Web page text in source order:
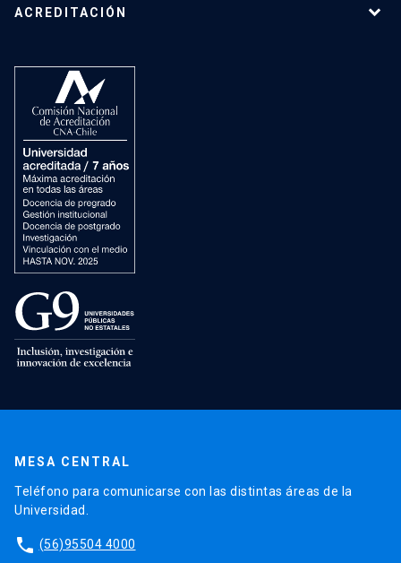
ACREDITACIÓN
MESA CENTRAL
Teléfono para comunicarse con las distintas áreas de la
Universidad.
phone (56)95504 4000